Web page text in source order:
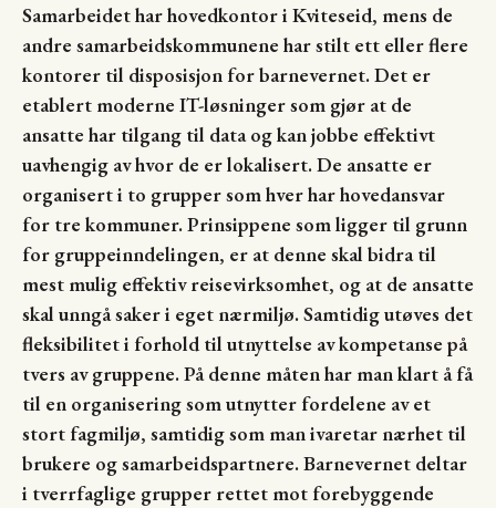
Samarbeidet har hovedkontor i Kviteseid, mens de
andre samarbeidskommunene har stilt ett eller flere
kontorer til disposisjon for barnevernet. Det er
etablert moderne IT-løsninger som gjør at de
ansatte har tilgang til data og kan jobbe effektivt
uavhengig av hvor de er lokalisert. De ansatte er
organisert i to grupper som hver har hovedansvar
for tre kommuner. Prinsippene som ligger til grunn
for gruppeinndelingen, er at denne skal bidra til
mest mulig effektiv reisevirksomhet, og at de ansatte
skal unngå saker i eget nærmiljø. Samtidig utøves det
fleksibilitet i forhold til utnyttelse av kompetanse på
tvers av gruppene. På denne måten har man klart å få
til en organisering som utnytter fordelene av et
stort fagmiljø, samtidig som man ivaretar nærhet til
brukere og samarbeidspartnere. Barnevernet deltar
i tverrfaglige grupper rettet mot forebyggende